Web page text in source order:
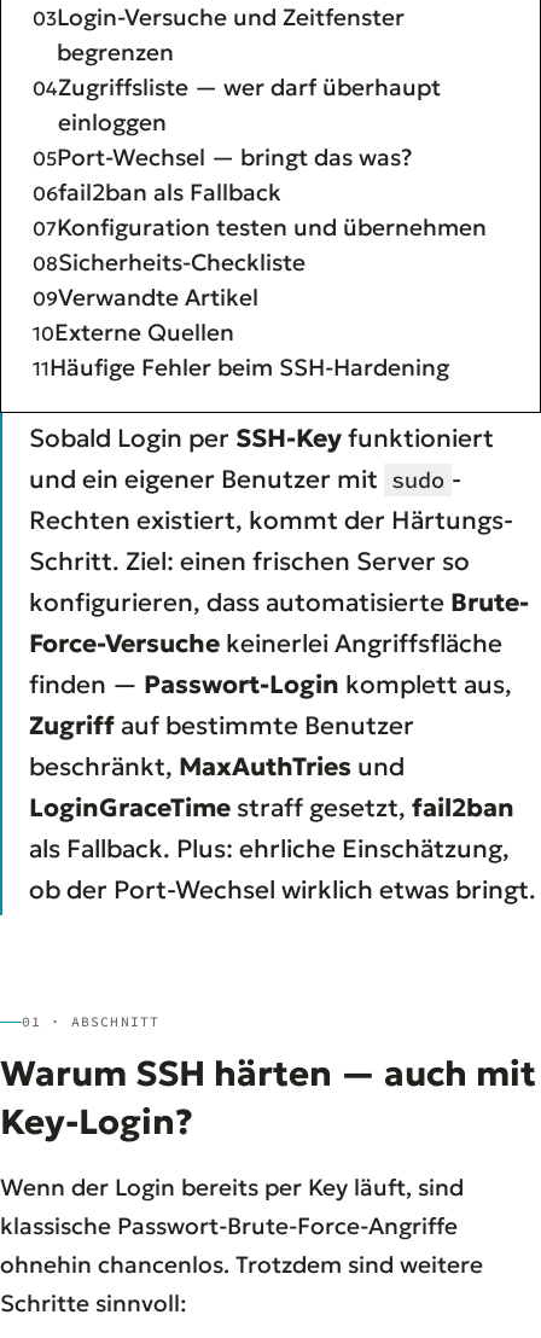
Login-Versuche und Zeitfenster
begrenzen
Zugriffsliste — wer darf überhaupt
einloggen
Port-Wechsel — bringt das was?
fail2ban als Fallback
Konfiguration testen und übernehmen
Sicherheits-Checkliste
Verwandte Artikel
Externe Quellen
Häufige Fehler beim SSH-Hardening
Sobald Login per SSH-Keyfunktioniert
und ein eigener Benutzer mit sudo -
Rechten existiert, kommt der Härtungs-
Schritt. Ziel: einen frischen Server so
konfigurieren, dass automatisierte Brute-
Force-Versuche keinerlei Angriffsfläche
finden — Passwort-Login komplett aus,
Zugriff auf bestimmte Benutzer
beschränkt, MaxAuthTries und
LoginGraceTime straff gesetzt, fail2ban
als Fallback. Plus: ehrliche Einschätzung,
ob der Port-Wechsel wirklich etwas bringt.
01 · ABSCHNITT
Warum SSH härten — auch mit
Key-Login?
Wenn der Login bereits per Key läuft, sind
klassische Passwort-Brute-Force-Angriffe
ohnehin chancenlos. Trotzdem sind weitere
Schritte sinnvoll: